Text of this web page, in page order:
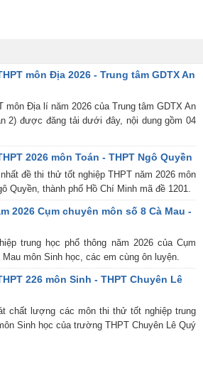
môn Địa 2026 - Trung tâm GDTX An
môn Địa lí năm 2026 của Trung tâm GDTX An
2) được đăng tải dưới đây, nội dung gồm 04
2026 môn Toán - THPT Ngô Quyền
đề thi thử tốt nghiệp THPT năm 2026 môn
Quyền, thành phố Hồ Chí Minh mã đề 1201.
2026 Cụm chuyên môn số 8 Cà Mau -
trung học phổ thông năm 2026 của Cụm
môn Sinh học, các em cùng ôn luyện.
226 môn Sinh - THPT Chuyên Lê
chất lượng các môn thi thử tốt nghiệp trung
Sinh học của trường THPT Chuyên Lê Quý